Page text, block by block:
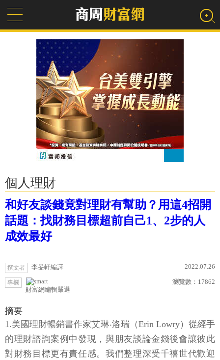
個人理財
和好友談錢竟對理財有幫助？用這4招開
話題：找財務目標超前自己1、2步的人
成效最好
撰文者 李旻軒編譯 2022.07.26
專欄
財富網編輯嚴選
瀏覽數： 17862
摘要
1.美國理財暢銷書作家艾琳‧洛瑞（Erin Lowry）從經手
的理財諮詢案例中發現，與朋友談論金錢後會讓彼此
對財務目標更有責任感。我們整理深受千禧世代歡迎